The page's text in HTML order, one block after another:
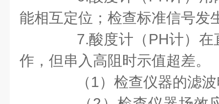
能相互定位；检查标准信号发
7.酸度计（ PH计）在
作，但串入高阻时示值超差。
（1）检查仪器的滤